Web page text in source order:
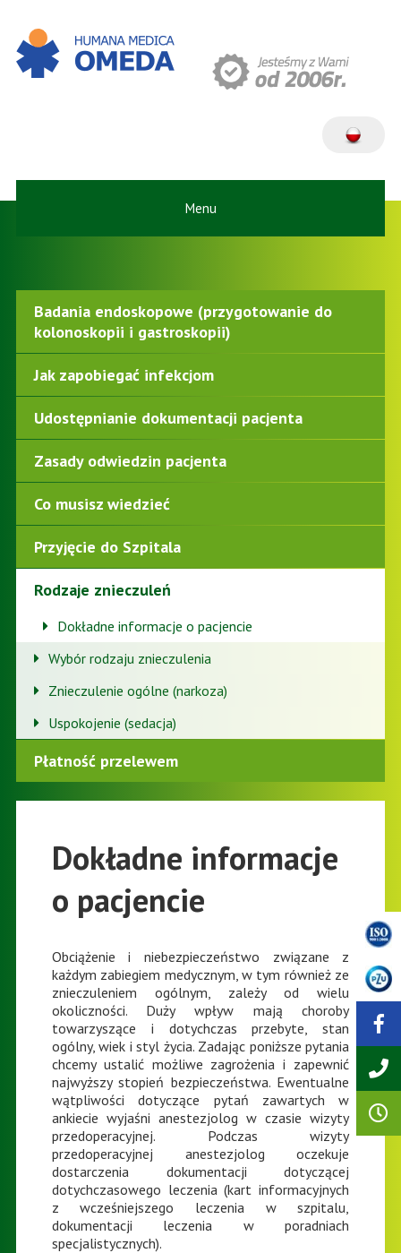
Menu
Badania endoskopowe (przygotowanie do
kolonoskopii i gastroskopii)
Jak zapobiegać infekcjom
Udostępnianie dokumentacji pacjenta
Zasady odwiedzin pacjenta
Co musisz wiedzieć
Przyjęcie do Szpitala
Rodzaje znieczuleń
Dokładne informacje o pacjencie
Wybór rodzaju znieczulenia
Znieczulenie ogólne (narkoza)
Uspokojenie (sedacja)
Płatność przelewem
Dokładne informacje
o pacjencie
Obciążenie i niebezpieczeństwo związane z
każdym zabiegiem medycznym, w tym również ze
znieczuleniem ogólnym, zależy od wielu
okoliczności. Duży wpływ mają choroby
towarzyszące i dotychczas przebyte, stan
ogólny, wiek i styl życia. Zadając poniższe pytania
chcemy ustalić możliwe zagrożenia i zapewnić
najwyższy stopień bezpieczeństwa. Ewentualne
wątpliwości dotyczące pytań zawartych w
ankiecie wyjaśni anestezjolog w czasie wizyty
przedoperacyjnej. Podczas wizyty
przedoperacyjnej anestezjolog oczekuje
dostarczenia dokumentacji dotyczącej
dotychczasowego leczenia (kart informacyjnych
z wcześniejszego leczenia w szpitalu,
dokumentacji leczenia w poradniach
specjalistycznych).